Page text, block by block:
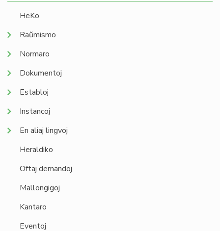
HeKo
Raŭmismo
Normaro
Dokumentoj
Establoj
Instancoj
En aliaj lingvoj
Heraldiko
Oftaj demandoj
Mallongigoj
Kantaro
Eventoj